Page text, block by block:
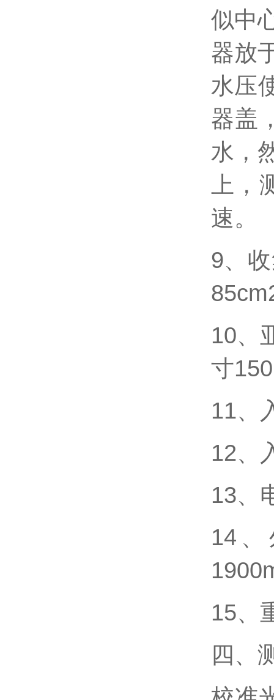
似中
器放
水压
器盖
水，
上
速。
9、
10、
寸
11、
12、
13、
14
15、
四、